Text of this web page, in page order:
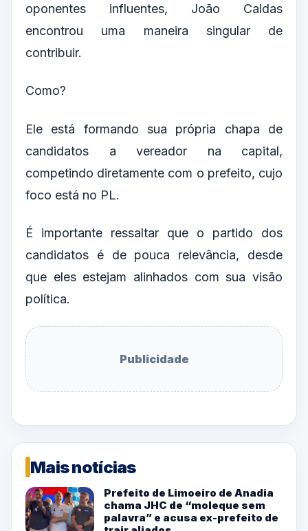
oponentes influentes, João Caldas
encontrou uma maneira singular de
contribuir.
Como?
Ele está formando sua própria chapa de
candidatos a vereador na capital,
competindo diretamente com o prefeito, cujo
foco está no PL.
É importante ressaltar que o partido dos
candidatos é de pouca relevância, desde
que eles estejam alinhados com sua visão
política.
Publicidade
Mais notícias
Prefeito de Limoeiro de Anadia
chama JHC de “moleque sem
palavra” e acusa ex-prefeito de